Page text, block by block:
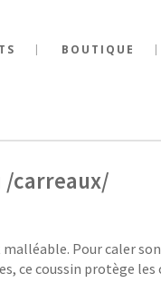
BOUTIQUE
/carreaux/
malléable. Pour caler
ce coussin protège les